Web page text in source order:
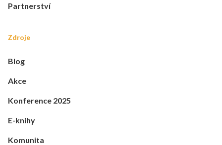
Partnerství
Zdroje
Blog
Akce
Konference 2025
E-knihy
Komunita